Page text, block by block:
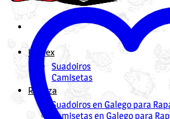
Unisex
Suadoiros
Camisetas
Rapaza
Suadoiros en Galego para
Camisetas en Galego para